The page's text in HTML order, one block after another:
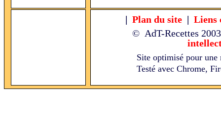
| Plan du site | Liens
© AdT-Recettes
Site optimisé pour
Testé avec Chrome,